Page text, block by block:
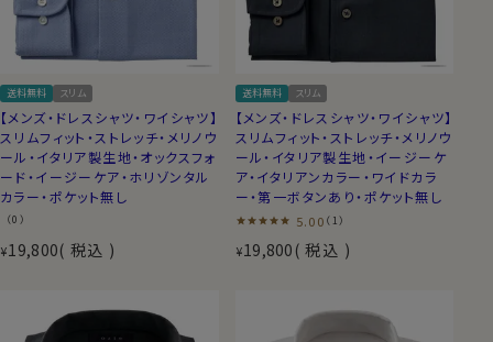
送料無料 スリム
【メンズ・ドレスシャツ・ワイシャツ】
スリムフィット・ストレッチ・メリノウ
ール・イタリア製生地・オックスフォ
ード・イージーケア・ホリゾンタル
カラー・ポケット無し
（0）
¥19,800 税込
送料無料 スリム
【メンズ・ドレスシャツ・ワイシャツ】
スリムフィット・ストレッチ・メリノウ
ール・イタリア製生地・イージーケ
ア・イタリアンカラー・ワイドカラ
ー・第一ボタンあり・ポケット無し
5.00 （1）
¥19,800 税込